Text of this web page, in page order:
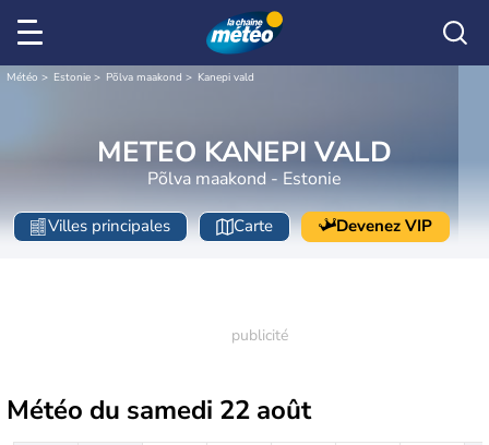
Météo Estonie Põlva maakond Kanepi vald
METEO KANEPI VALD
Põlva maakond - Estonie
Villes principales Carte Devenez VIP
Météo du samedi 22 août